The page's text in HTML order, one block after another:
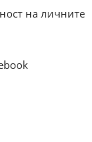
на личните